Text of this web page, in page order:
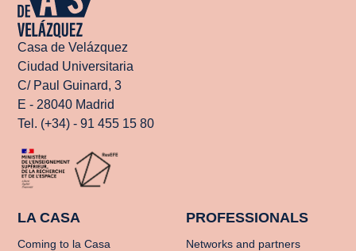
Casa de Velázquez
Ciudad Universitaria
C/ Paul Guinard, 3
E - 28040 Madrid
Tel. (+34) - 91 455 15 80
LA CASA
Coming to la Casa
PROFESSIONALS
Networks and partners